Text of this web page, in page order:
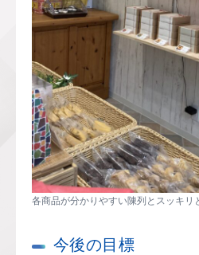
各商品が分かりやすい陳列とスッキリ
今後の目標